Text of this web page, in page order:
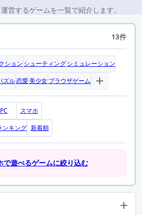
営するゲームを一覧で紹介します。
13件
ション シューティングシミュレーション
ズル恋愛美少女ブラウザゲーム
PC スマホ
ンキング 新着順
で遊べるゲームに絞り込む